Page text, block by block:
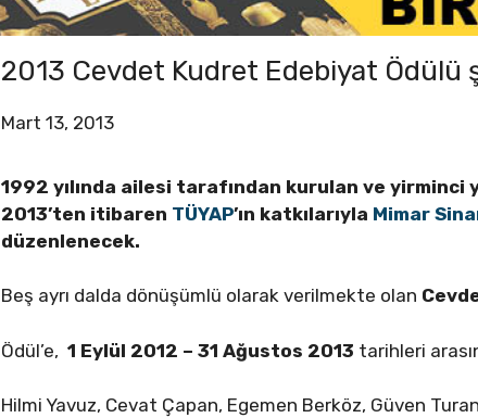
2013 Cevdet Kudret Edebiyat Ödülü
Mart 13, 2013
1992 yılında ailesi tarafından kurulan ve yirminci
2013’ten itibaren TÜYAP’ın katkılarıyla Mimar
düzenlenecek.
Beş ayrı dalda dönüşümlü olarak verilmekte olan
Ödül’e,1 Eylül 2012 – 31 Ağustos 2013 tarihleri
Hilmi Yavuz, Cevat Çapan, Egemen Berköz, Güven